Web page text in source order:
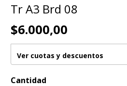
Tr A3 Brd 08
$6.000,00
Ver cuotas y descuentos
Cantidad